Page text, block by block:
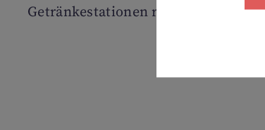
Getränkestationen rund um die Uhr.